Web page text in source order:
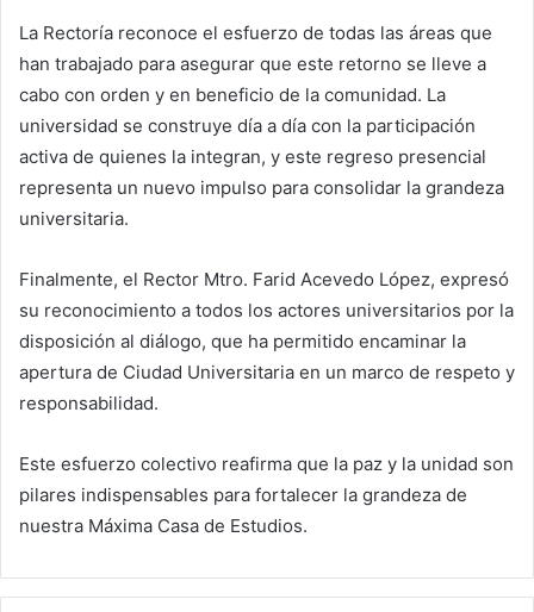
La Rectoría reconoce el esfuerzo de todas las áreas que
han trabajado para asegurar que este retorno se lleve a
cabo con orden y en beneficio de la comunidad. La
universidad se construye día a día con la participación
activa de quienes la integran, y este regreso presencial
representa un nuevo impulso para consolidar la grandeza
universitaria.
Finalmente, el Rector Mtro. Farid Acevedo López, expresó
su reconocimiento a todos los actores universitarios por la
disposición al diálogo, que ha permitido encaminar la
apertura de Ciudad Universitaria en un marco de respeto y
responsabilidad.
Este esfuerzo colectivo reafirma que la paz y la unidad son
pilares indispensables para fortalecer la grandeza de
nuestra Máxima Casa de Estudios.